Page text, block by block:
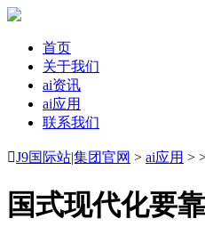
首页
关于我们
ai资讯
ai应用
联系我们
J9国际站|集团官网 > ai应用 >
国式现代化要